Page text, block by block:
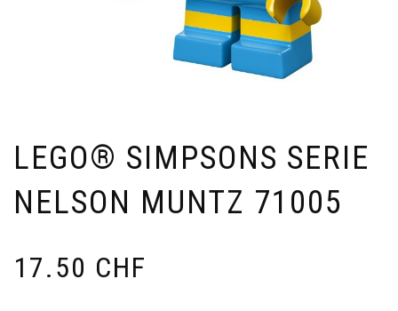
LEGO® SIMPSONS SERIE
NELSON MUNTZ 71005
17.50 CHF